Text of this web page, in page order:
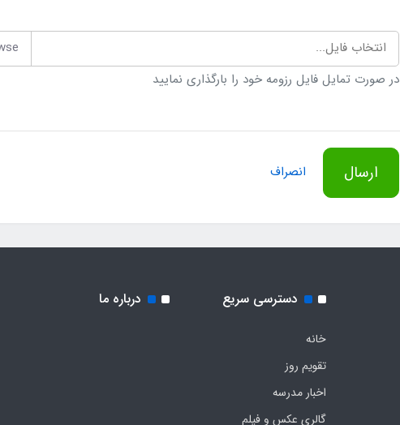
انتخاب فایل...
در صورت تمایل فایل رزومه خود را بارگذاری نمایید
ارسال انصراف
دسترسی سریع
خانه
تقویم روز
اخبار مدرسه
گالری عکس و فیلم
درباره ما